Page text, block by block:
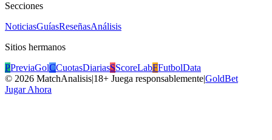
Secciones
NoticiasGuíasReseñasAnálisis
Sitios hermanos
PPreviaGolCCuotasDiariasSScoreLabFFutbolData
© 2026 MatchAnalisis|18+ Juega responsablemente|GoldBet
Jugar Ahora